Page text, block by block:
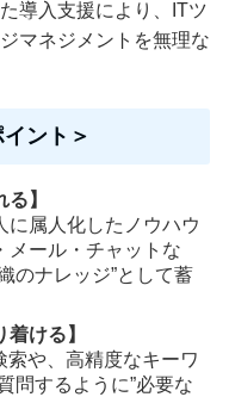
導入支援により、ITツ
マネジメントを無理な
ント＞
】
に属人化したノウハウ
メール・チャットな
のナレッジ”として蓄
ける】
や、高精度なキーワ
問するように”必要な